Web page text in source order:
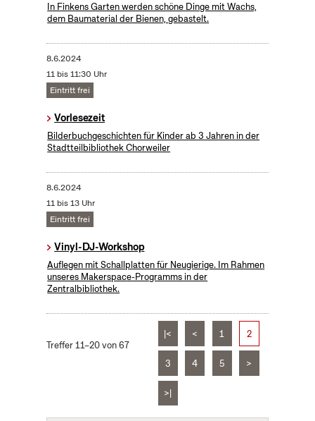
In Finkens Garten werden schöne Dinge mit Wachs,
dem Baumaterial der Bienen, gebastelt.
8.6.2024
11 bis 11:30 Uhr
Eintritt frei
Vorlesezeit
Bilderbuchgeschichten für Kinder ab 3 Jahren in der
Stadtteilbibliothek Chorweiler
8.6.2024
11 bis 13 Uhr
Eintritt frei
Vinyl-DJ-Workshop
Auflegen mit Schallplatten für Neugierige. Im Rahmen
unseres Makerspace-Programms in der
Zentralbibliothek.
Treffer 11–20 von 67
|< < 1 2
3 4 5 >
>|